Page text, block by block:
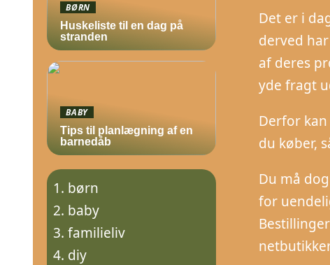
Det er i
derved
af deres
yde fragt
Derfor
du køber,
Du må
for
BØRN
Huskeliste til en dag på
stranden
BABY
Tips til planlægning af en
barnedåb
børn
baby
familieliv
diy